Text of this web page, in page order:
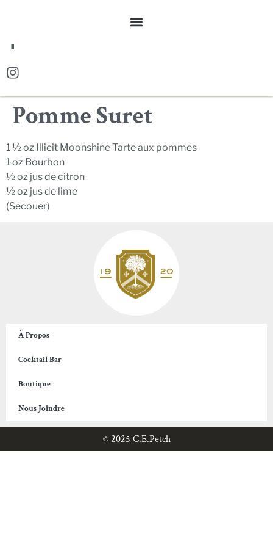
Pomme Suret
1 ½ oz Illicit Moonshine Tarte aux pommes
1 oz Bourbon
½ oz jus de citron
½ oz jus de lime
(Secouer)
À Propos
Cocktail Bar
Boutique
Nous Joindre
© 2025 C.E.Petch